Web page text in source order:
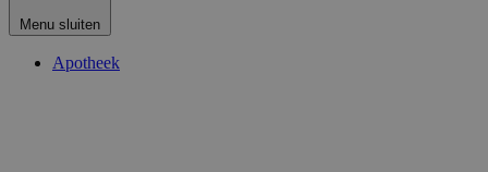
Menu sluiten
Apotheek